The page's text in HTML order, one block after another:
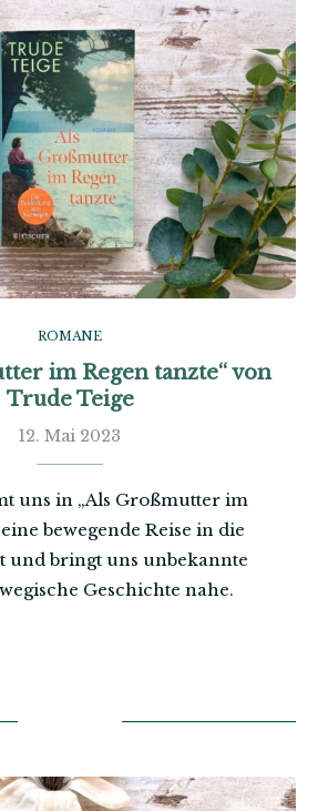
ROMANE
im Regen tanzte“ von
Trude Teige
12. Mai 2023
uns in „Als Großmutter im
bewegende Reise in die
und bringt uns unbekannte
Geschichte nahe.